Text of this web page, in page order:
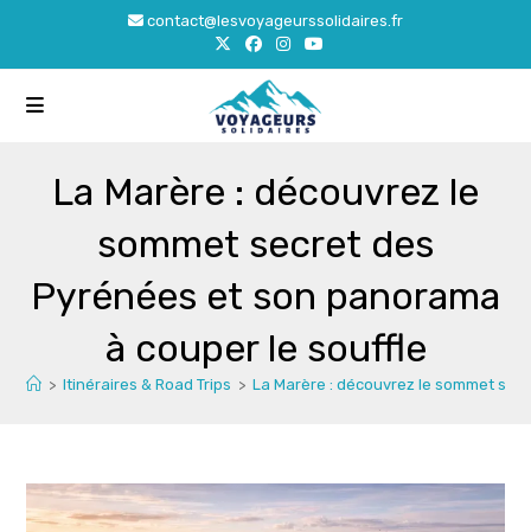
content
contact@lesvoyageurssolidaires.fr
La Marère : découvrez le
sommet secret des
Pyrénées et son panorama
à couper le souffle
> Itinéraires & Road Trips > La Marère : découvrez le sommet